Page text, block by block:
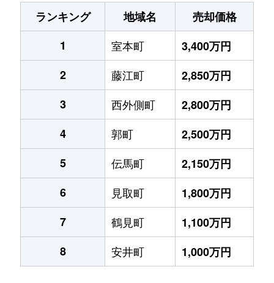
ランキング
地域名
売却価格
1
室本町
3,400万円
2
藤江町
2,850万円
3
西外側町
2,800万円
4
郭町
2,500万円
5
伝馬町
2,150万円
6
見取町
1,800万円
7
鶴見町
1,100万円
8
安井町 1,000万円